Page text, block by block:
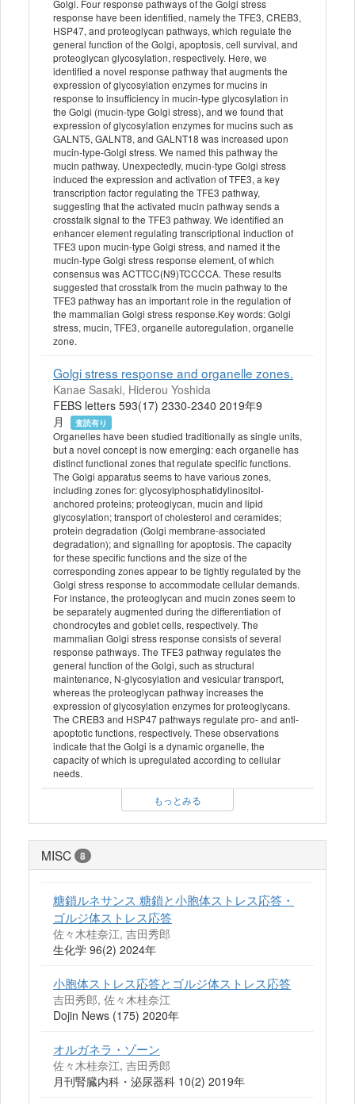
Golgi. Four response pathways of the Golgi stress
response have been identified, namely the TFE3, CREB3,
HSP47, and proteoglycan pathways, which regulate the
general function of the Golgi, apoptosis, cell survival, and
proteoglycan glycosylation, respectively. Here, we
identified a novel response pathway that augments the
expression of glycosylation enzymes for mucins in
response to insufficiency in mucin-type glycosylation in
the Golgi (mucin-type Golgi stress), and we found that
expression of glycosylation enzymes for mucins such as
GALNT5, GALNT8, and GALNT18 was increased upon
mucin-type-Golgi stress. We named this pathway the
mucin pathway. Unexpectedly, mucin-type Golgi stress
induced the expression and activation of TFE3, a key
transcription factor regulating the TFE3 pathway,
suggesting that the activated mucin pathway sends a
crosstalk signal to the TFE3 pathway. We identified an
enhancer element regulating transcriptional induction of
TFE3 upon mucin-type Golgi stress, and named it the
mucin-type Golgi stress response element, of which
consensus was ACTTCC(N9)TCCCCA. These results
suggested that crosstalk from the mucin pathway to the
TFE3 pathway has an important role in the regulation of
the mammalian Golgi stress response.Key words: Golgi
stress, mucin, TFE3, organelle autoregulation, organelle
zone.
Golgi stress response and organelle zones.
Kanae Sasaki, Hiderou Yoshida
FEBS letters 593(17) 2330-2340 2019年9
月
査読有り
Organelles have been studied traditionally as single units,
but a novel concept is now emerging: each organelle has
distinct functional zones that regulate specific functions.
The Golgi apparatus seems to have various zones,
including zones for: glycosylphosphatidylinositol-
anchored proteins; proteoglycan, mucin and lipid
glycosylation; transport of cholesterol and ceramides;
protein degradation (Golgi membrane-associated
degradation); and signalling for apoptosis. The capacity
for these specific functions and the size of the
corresponding zones appear to be tightly regulated by the
Golgi stress response to accommodate cellular demands.
For instance, the proteoglycan and mucin zones seem to
be separately augmented during the differentiation of
chondrocytes and goblet cells, respectively. The
mammalian Golgi stress response consists of several
response pathways. The TFE3 pathway regulates the
general function of the Golgi, such as structural
maintenance, N-glycosylation and vesicular transport,
whereas the proteoglycan pathway increases the
expression of glycosylation enzymes for proteoglycans.
The CREB3 and HSP47 pathways regulate pro- and anti-
apoptotic functions, respectively. These observations
indicate that the Golgi is a dynamic organelle, the
capacity of which is upregulated according to cellular
needs.
もっとみる
MISC 8
糖鎖ルネサンス 糖鎖と小胞体ストレス応答・
ゴルジ体ストレス応答
佐々木桂奈江, 吉田秀郎
生化学 96(2) 2024年
小胞体ストレス応答とゴルジ体ストレス応答
吉田秀郎, 佐々木桂奈江
Dojin News (175) 2020年
オルガネラ・ゾーン
佐々木桂奈江, 吉田秀郎
月刊腎臓内科・泌尿器科 10(2) 2019年